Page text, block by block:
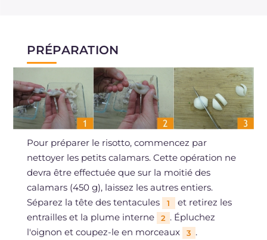
PRÉPARATION
Pour préparer le risotto, commencez par
nettoyer les petits calamars. Cette opération ne
devra être effectuée que sur la moitié des
calamars (450 g), laissez les autres entiers.
Séparez la tête des tentacules
1
et retirez les
entrailles et la plume interne
2 . Épluchez
l'oignon et coupez-le en morceaux
3 .